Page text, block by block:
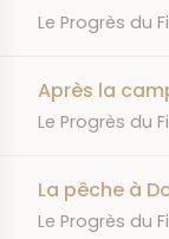
JOURNAL
Le Progrès du
Après la
JOURNAL
Le Progrès du
La pêche à
JOURNAL
Le Progrès du